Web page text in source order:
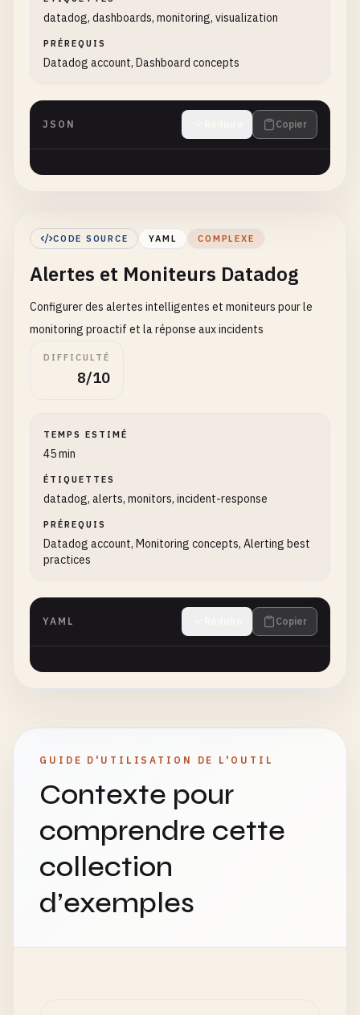
datadog, dashboards, monitoring, visualization
PRÉREQUIS
Datadog account, Dashboard concepts
JSON Copier
CODE SOURCE YAML COMPLEXE
Alertes et Moniteurs Datadog
Configurer des alertes intelligentes et moniteurs pour le
monitoring proactif et la réponse aux incidents
DIFFICULTÉ
8/10
TEMPS ESTIMÉ
45 min
ÉTIQUETTES
datadog, alerts, monitors, incident-response
PRÉREQUIS
Datadog account, Monitoring concepts, Alerting best
practices
YAML Copier
GUIDE D'UTILISATION DE L'OUTIL
Contexte pour
comprendre cette
collection
d’exemples